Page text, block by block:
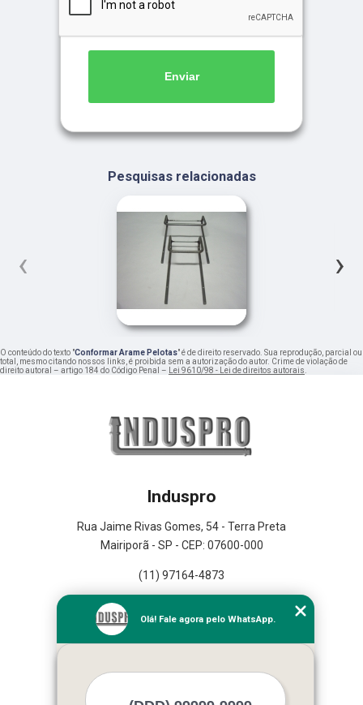
Enviar
Pesquisas relacionadas
‹ ›
O conteúdo do texto "Conformar Arame Pelotas" é de direito reservado. Sua reprodução, parcial ou
total, mesmo citando nossos links, é proibida sem a autorização do autor. Crime de violação de
direito autoral – artigo 184 do Código Penal –
Lei 9610/98 - Lei de direitos autorais
Induspro
Rua Jaime Rivas Gomes, 54 - Terra Preta
Mairiporã - SP - CEP: 07600-000
(11) 97164-4873
Empresa
Missão
Mapa do site
Olá! Fale agora pelo WhatsApp.